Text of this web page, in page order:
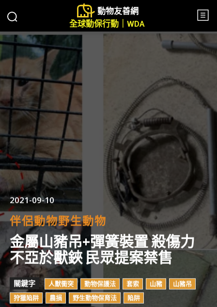
動物友善網
全球動保行動｜WDA
2021-09-10
伴侶動物野生動物
金屬山豬吊+彈簧裝置 殺傷力
不亞於獸鋏 民眾提案禁售
關鍵字 人獸衝突 動物保護法 套索 山豬
山豬吊
狩獵陷阱
農損 野生動物保育法 陷阱